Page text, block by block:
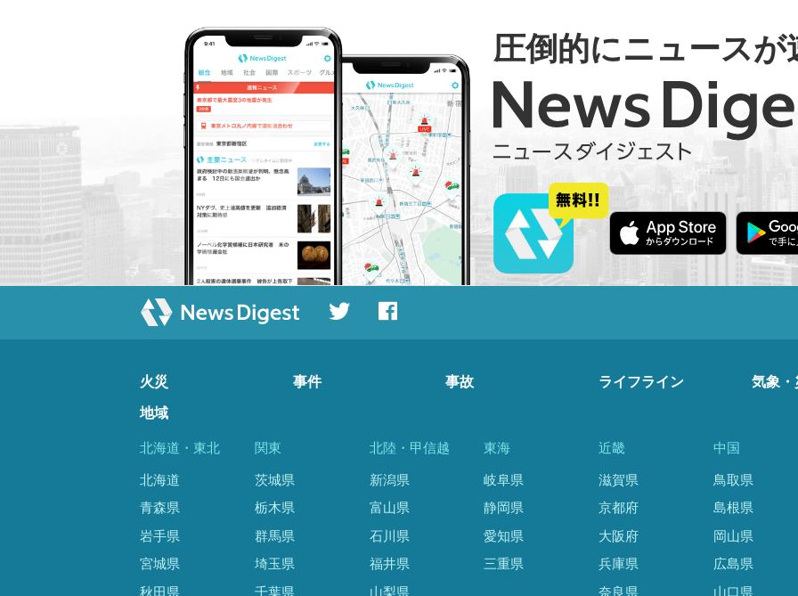
圧倒的にニュースが
火災 事件 事故 ライフライン 気象・
地域
北海道・東北
北海道
青森県
岩手県
宮城県
秋田県
関東
茨城県
栃木県
群馬県
埼玉県
千葉県
北陸・甲信越
新潟県
富山県
石川県
福井県
山梨県
東海
岐阜県
静岡県
愛知県
三重県
近畿
滋賀県
京都府
大阪府
兵庫県
奈良県
中国
鳥取県
島根県
岡山県
広島県
山口県